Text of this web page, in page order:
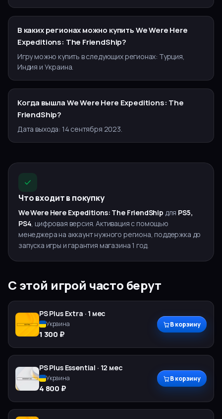
В каких регионах можно купить We Were Here
Expeditions: The FriendShip?
Игру можно купить в следующих регионах: Турция,
Индия и Украина.
Когда вышла We Were Here Expeditions: The
FriendShip?
Дата выхода: 14 сентября 2023.
Что входит в покупку
We Were Here Expeditions: The FriendShip для PS5,
PS4, цифровая версия. Активация с помощью
менеджера на аккаунт нужного региона, поддержка до
запуска игры и гарантия магазина 1 год.
С этой игрой часто берут
PS Plus Extra · 1 мес
Украина
1 300 ₽
В корзину
PS Plus Essential · 12 мес
Украина
4 800 ₽
В корзину